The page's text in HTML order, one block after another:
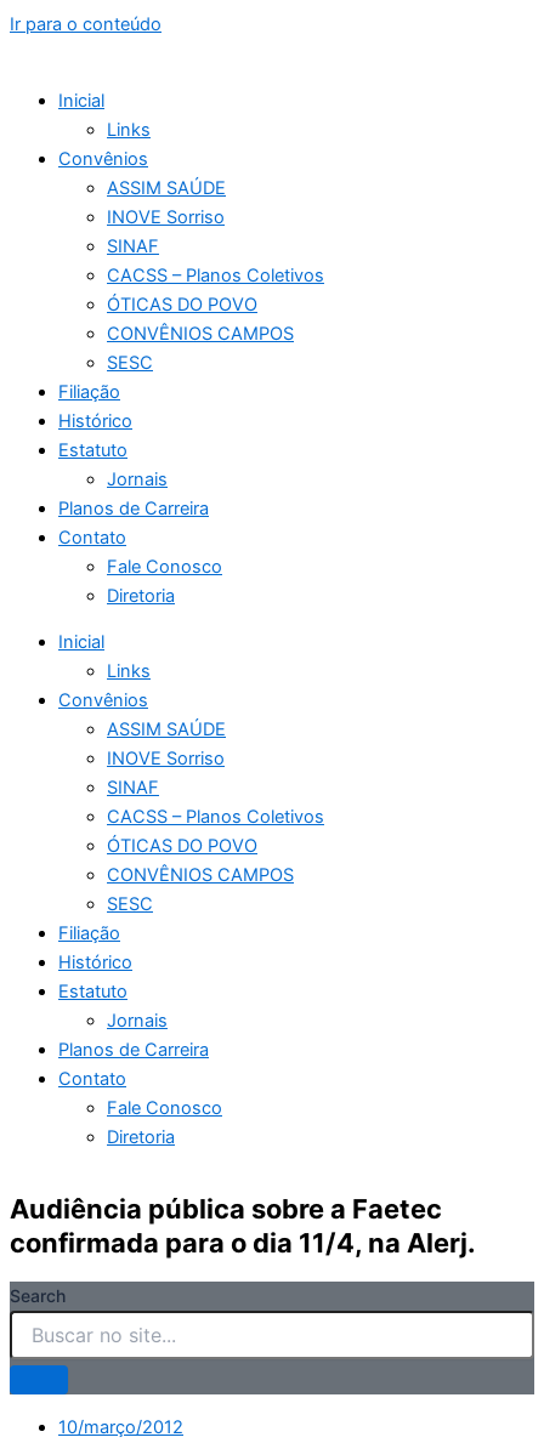
Ir para o conteúdo
Inicial
Links
Convênios
ASSIM SAÚDE
INOVE Sorriso
SINAF
CACSS – Planos Coletivos
ÓTICAS DO POVO
CONVÊNIOS CAMPOS
SESC
Filiação
Histórico
Estatuto
Jornais
Planos de Carreira
Contato
Fale Conosco
Diretoria
Inicial
Links
Convênios
ASSIM SAÚDE
INOVE Sorriso
SINAF
CACSS – Planos Coletivos
ÓTICAS DO POVO
CONVÊNIOS CAMPOS
SESC
Filiação
Histórico
Estatuto
Jornais
Planos de Carreira
Contato
Fale Conosco
Diretoria
Audiência pública sobre a Faetec
confirmada para o dia 11/4, na Alerj.
Search
10/março/2012